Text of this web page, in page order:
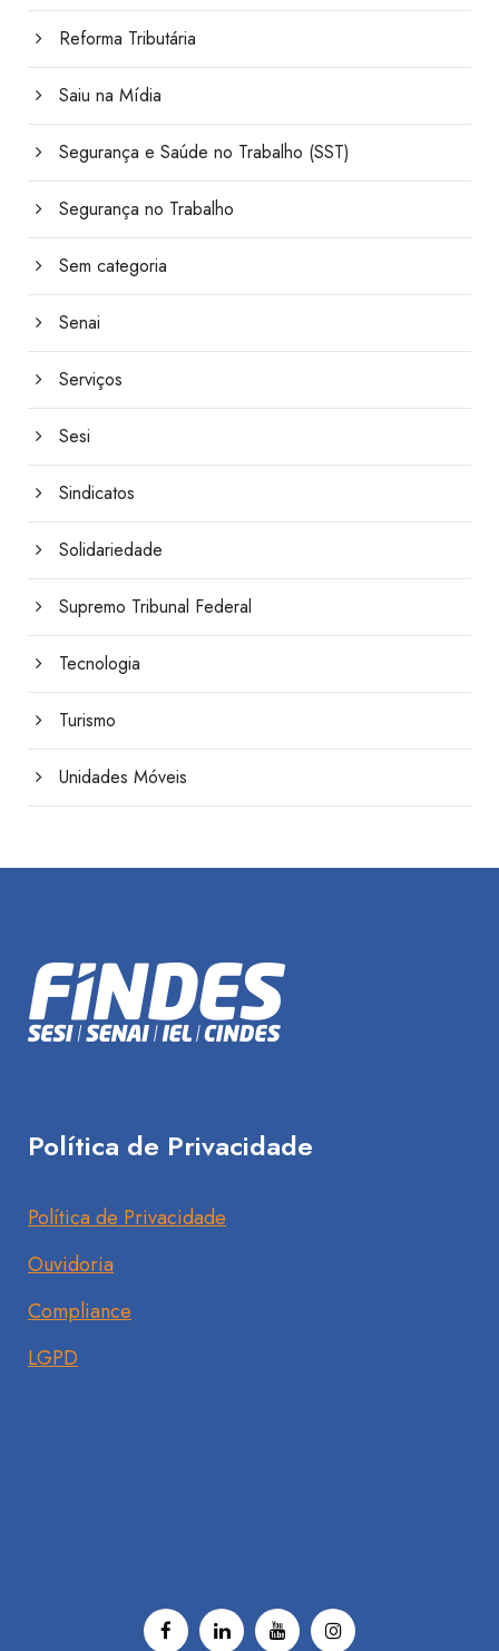
Reforma Tributária
Saiu na Mídia
Segurança e Saúde no Trabalho (SST)
Segurança no Trabalho
Sem categoria
Senai
Serviços
Sesi
Sindicatos
Solidariedade
Supremo Tribunal Federal
Tecnologia
Turismo
Unidades Móveis
Política de Privacidade
Política de Privacidade
Ouvidoria
Compliance
LGPD